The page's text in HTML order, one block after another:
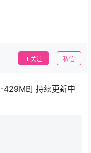
关注 私信
429MB] 持续更新中